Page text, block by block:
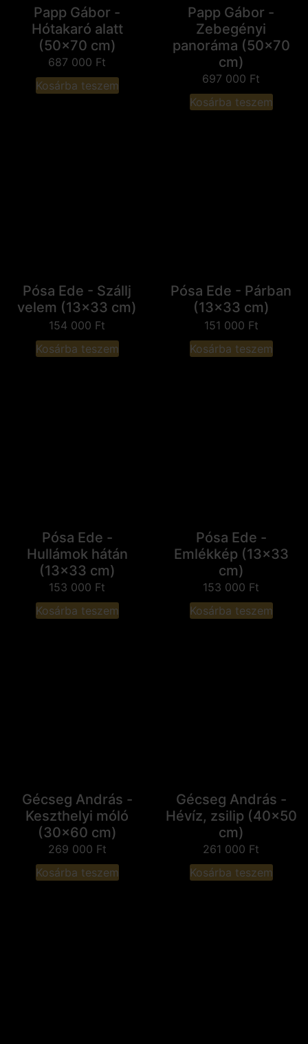
Papp Gábor -
Hótakaró alatt
(50x70 cm)
687 000 Ft
Kosárba teszem
Papp Gábor -
Zebegényi
panoráma (50x70
cm)
697 000 Ft
Kosárba teszem
Pósa Ede - Szállj
velem (13x33 cm)
154 000 Ft
Kosárba teszem
Pósa Ede - Párban
(13x33 cm)
151 000 Ft
Kosárba teszem
Pósa Ede -
Hullámok hátán
(13x33 cm)
153 000 Ft
Kosárba teszem
Pósa Ede -
Emlékkép (13x33
cm)
153 000 Ft
Kosárba teszem
Gécseg András -
Keszthelyi móló
(30x60 cm)
269 000 Ft
Kosárba teszem
Gécseg András -
Hévíz, zsilip (40x50
cm)
261 000 Ft
Kosárba teszem